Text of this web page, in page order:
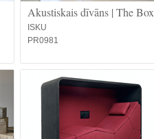
Akustiskais dīvāns | The Box
ISKU
PR0981